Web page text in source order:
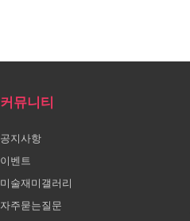
커뮤니티
공지사항
이벤트
미술재미갤러리
자주묻는질문